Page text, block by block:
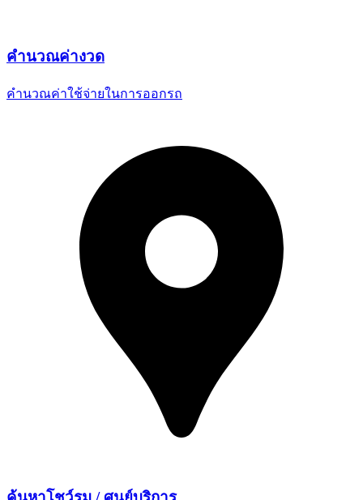
คำนวณค่างวด
คำนวณค่าใช้จ่ายในการออกรถ